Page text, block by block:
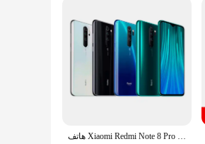
هاتف Xiaomi Redmi Note 8 Pro المحمول كامل netcom أندرويد النسخة العالمية الهاتف الخليوي المستخدم